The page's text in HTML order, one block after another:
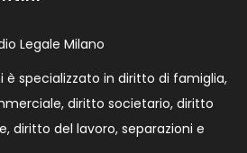
Legale Milano
è specializzato in diritto di famiglia,
diritto societario, diritto
diritto del lavoro, separazioni e